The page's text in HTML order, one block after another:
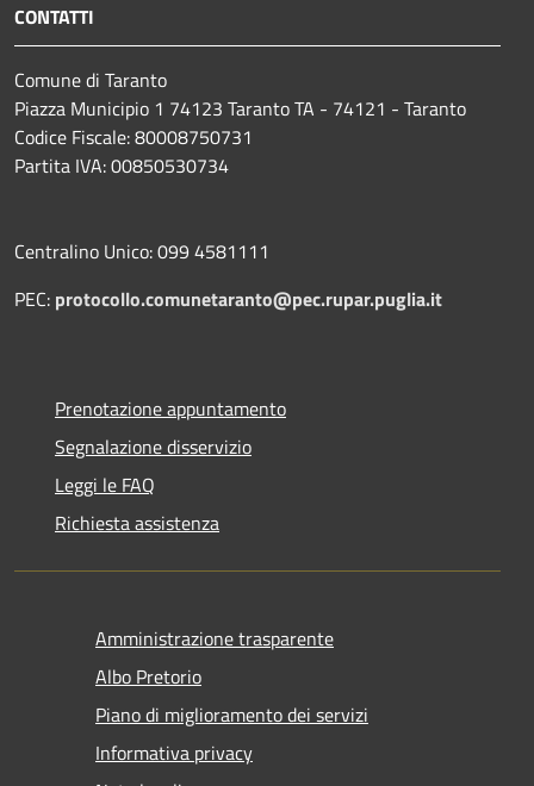
CONTATTI
Comune di Taranto
Piazza Municipio 1 74123 Taranto TA - 74121 - Taranto
Codice Fiscale: 80008750731
Partita IVA: 00850530734
Centralino Unico: 099 4581111
PEC: protocollo.comunetaranto@pec.rupar.puglia.it
Prenotazione appuntamento
Segnalazione disservizio
Leggi le FAQ
Richiesta assistenza
Amministrazione trasparente
Albo Pretorio
Piano di miglioramento dei servizi
Informativa privacy